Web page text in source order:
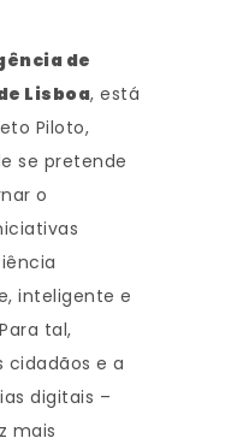
de
Lisboa, está
Piloto,
se pretende
o
inteligente e
tal,
cidadãos e a
digitais –
mais